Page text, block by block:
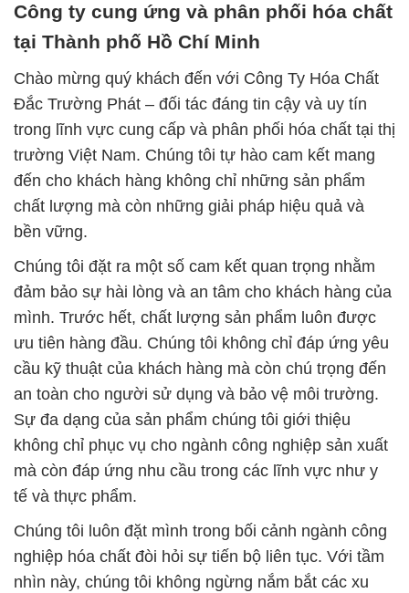
Công ty cung ứng và phân phối hóa chất
tại Thành phố Hồ Chí Minh
Chào mừng quý khách đến với Công Ty Hóa Chất
Đắc Trường Phát – đối tác đáng tin cậy và uy tín
trong lĩnh vực cung cấp và phân phối hóa chất tại thị
trường Việt Nam. Chúng tôi tự hào cam kết mang
đến cho khách hàng không chỉ những sản phẩm
chất lượng mà còn những giải pháp hiệu quả và
bền vững.
Chúng tôi đặt ra một số cam kết quan trọng nhằm
đảm bảo sự hài lòng và an tâm cho khách hàng của
mình. Trước hết, chất lượng sản phẩm luôn được
ưu tiên hàng đầu. Chúng tôi không chỉ đáp ứng yêu
cầu kỹ thuật của khách hàng mà còn chú trọng đến
an toàn cho người sử dụng và bảo vệ môi trường.
Sự đa dạng của sản phẩm chúng tôi giới thiệu
không chỉ phục vụ cho ngành công nghiệp sản xuất
mà còn đáp ứng nhu cầu trong các lĩnh vực như y
tế và thực phẩm.
Chúng tôi luôn đặt mình trong bối cảnh ngành công
nghiệp hóa chất đòi hỏi sự tiến bộ liên tục. Với tầm
nhìn này, chúng tôi không ngừng nắm bắt các xu